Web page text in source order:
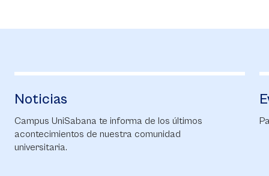
Noticias
Campus UniSabana te informa de los últimos
acontecimientos de nuestra comunidad
universitaria.